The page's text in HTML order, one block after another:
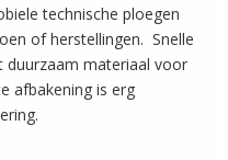
technische ploegen
of herstellingen. Snelle
duurzaam materiaal voor
afbakening is erg